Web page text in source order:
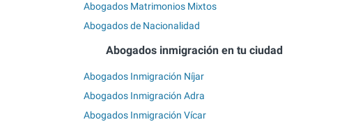
Abogados Matrimonios Mixtos
Abogados de Nacionalidad
Abogados inmigración en tu ciudad
Abogados Inmigración Níjar
Abogados Inmigración Adra
Abogados Inmigración Vícar